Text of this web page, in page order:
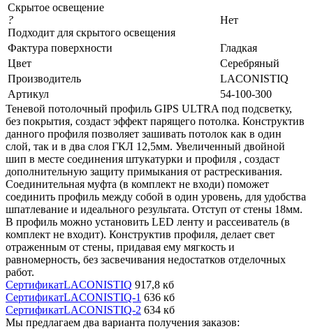
Скрытое освещение
?
Подходит для скрытого освещения
Нет
Фактура поверхности
Гладкая
Цвет
Серебряный
Производитель
LACONISTIQ
Артикул
54-100-300
Теневой потолочный профиль GIPS ULTRA под подсветку,
без покрытия, создаст эффект парящего потолка. Конструктив
данного профиля позволяет зашивать потолок как в один
слой, так и в два слоя ГКЛ 12,5мм. Увеличенный двойной
шип в месте соединения штукатурки и профиля , создаст
дополнительную защиту примыкания от растрескивания.
Соединительная муфта (в комплект не входи) поможет
соединить профиль между собой в один уровень, для удобства
шпатлевание и идеального результата. Отступ от стены 18мм.
В профиль можно установить LED ленту и рассеиватель (в
комплект не входит). Конструктив профиля, делает свет
отраженным от стены, придавая ему мягкость и
равномерность, без засвечивания недостатков отделочных
работ.
СертификатLACONISTIQ 917,8 кб
СертификатLACONISTIQ-1 636 кб
СертификатLACONISTIQ-2 634 кб
Мы предлагаем два варианта получения заказов: